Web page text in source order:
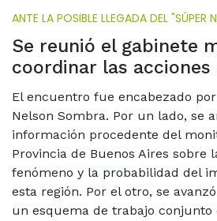
ANTE LA POSIBLE LLEGADA DEL "SÚPER
Se reunió el gabinete
coordinar las acciones
El encuentro fue encabezado
Nelson Sombra. Por un lado, se
información procedente del
Provincia de Buenos Aires sobre
fenómeno y la probabilidad del
esta región. Por el otro, se
un esquema de trabajo conjunto